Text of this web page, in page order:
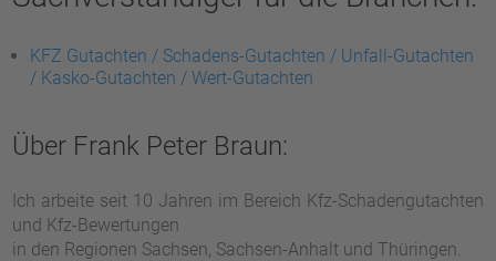
KFZ Gutachten / Schadens-Gutachten / Unfall-Gutachten
/ Kasko-Gutachten / Wert-Gutachten
Über Frank Peter Braun:
Ich arbeite seit 10 Jahren im Bereich Kfz-Schadengutachten
und Kfz-Bewertungen
in den Regionen Sachsen, Sachsen-Anhalt und Thüringen.